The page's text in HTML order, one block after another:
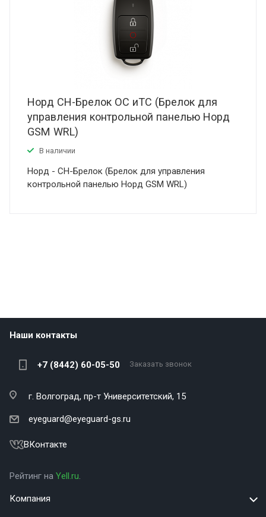
Норд СН-Брелок ОС иТС (Брелок для
управления контрольной панелью Норд
GSM WRL)
В наличии
Норд - СН-Брелок (Брелок для управления
контрольной панелью Норд GSM WRL)
Наши контакты
+7 (8442) 60-05-50 Заказать звонок
г. Волгоград, пр-т Университетский, 15
eyeguard@eyeguard-gs.ru
ВКонтакте
Рейтинг на Yell.ru.
Компания